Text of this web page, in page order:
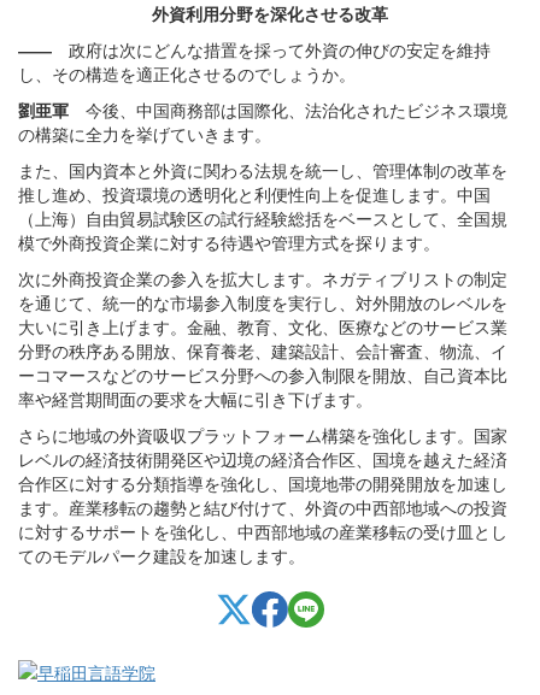
外資利用分野を深化させる改革
―― 政府は次にどんな措置を採って外資の伸びの安定を維持
し、その構造を適正化させるのでしょうか。
劉亜軍 今後、中国商務部は国際化、法治化されたビジネス環境
の構築に全力を挙げていきます。
また、国内資本と外資に関わる法規を統一し、管理体制の改革を
推し進め、投資環境の透明化と利便性向上を促進します。中国
（上海）自由貿易試験区の試行経験総括をベースとして、全国規
模で外商投資企業に対する待遇や管理方式を探ります。
次に外商投資企業の参入を拡大します。ネガティブリストの制定
を通じて、統一的な市場参入制度を実行し、対外開放のレベルを
大いに引き上げます。金融、教育、文化、医療などのサービス業
分野の秩序ある開放、保育養老、建築設計、会計審査、物流、イ
ーコマースなどのサービス分野への参入制限を開放、自己資本比
率や経営期間面の要求を大幅に引き下げます。
さらに地域の外資吸収プラットフォーム構築を強化します。国家
レベルの経済技術開発区や辺境の経済合作区、国境を越えた経済
合作区に対する分類指導を強化し、国境地帯の開発開放を加速し
ます。産業移転の趨勢と結び付けて、外資の中西部地域への投資
に対するサポートを強化し、中西部地域の産業移転の受け皿とし
てのモデルパーク建設を加速します。